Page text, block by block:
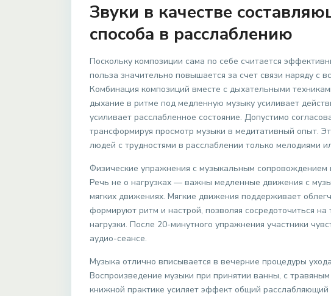
Звуки в качестве
способа в расслаблению
Поскольку композиции сама по себе считается
польза значительно повышается за счет связи наряду с
Комбинация композиций вместе с дыхательными
дыхание в ритме под медленную музыку усиливает
усиливает расслабленное состояние. Допустимо
трансформируя просмотр музыки в медитативный опыт.
людей с трудностями в расслаблении только мелодиями
Физические упражнения с музыкальным сопровождением
Речь не о нагрузках — важны медленные движения с
мягких движениях. Мягкие движения поддерживает
формируют ритм и настрой, позволяя сосредоточиться на
нагрузки. После 20-минутного упражнения участники
аудио-сеансе.
Музыка отлично вписывается в вечерние процедуры
Воспроизведение музыки при принятии ванны, с
книжной практике усиляет эффект общий